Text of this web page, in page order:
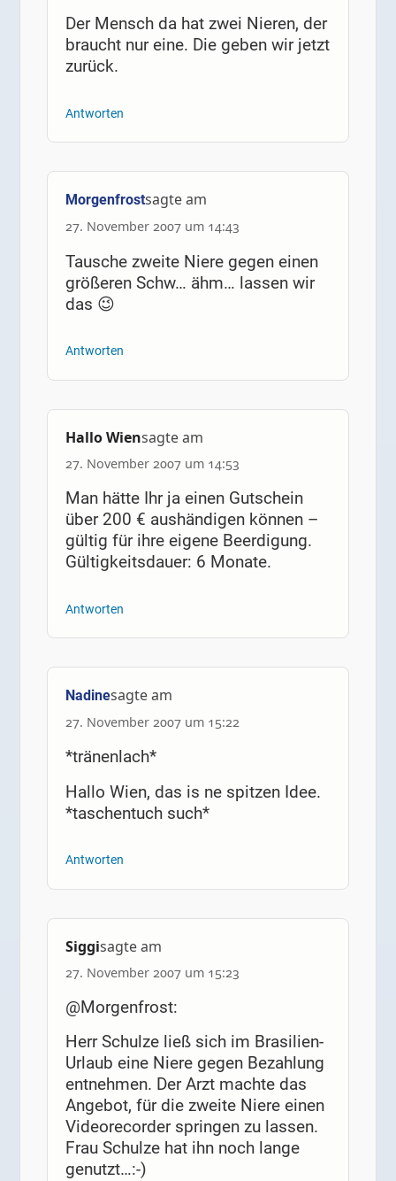
Der Mensch da hat zwei Nieren, der
braucht nur eine. Die geben wir jetzt
zurück.
Antworten
Morgenfrostsagte am
27. November 2007 um 14:43
Tausche zweite Niere gegen einen
größeren Schw… ähm… lassen wir
das 😉
Antworten
Hallo Wiensagte am
27. November 2007 um 14:53
Man hätte Ihr ja einen Gutschein
über 200 € aushändigen können –
gültig für ihre eigene Beerdigung.
Gültigkeitsdauer: 6 Monate.
Antworten
Nadinesagte am
27. November 2007 um 15:22
*tränenlach*
Hallo Wien, das is ne spitzen Idee.
*taschentuch such*
Antworten
Siggisagte am
27. November 2007 um 15:23
@Morgenfrost:
Herr Schulze ließ sich im Brasilien-
Urlaub eine Niere gegen Bezahlung
entnehmen. Der Arzt machte das
Angebot, für die zweite Niere einen
Videorecorder springen zu lassen.
Frau Schulze hat ihn noch lange
genutzt…:-)